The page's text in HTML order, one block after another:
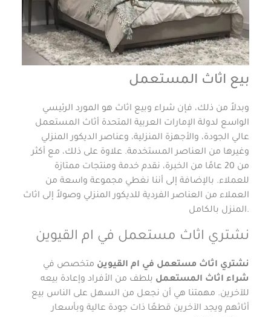
بيع اثاث المستعمل
وبدلاً من ذلك، فإن شراء وبيع اثاث هو المورد الرئيسي
الواسع لدولة الإمارات العربية المتحدة أثاث المستعمل
عالي الجودة، والأجهزة المنزلية، وعناصر الديكور المنزلي
وغيرها من العناصر المستخدمة. علاوة على ذلك، مع أكثر
من 20 عامًا من الخبرة، نقدم خدمة ومنتجات ممتازة
للعملاء. بالإضافة إلى أننا نغطي مجموعة واسعة من
العملاء من العناصر الفردية للديكور المنزلي وصولاً إلى اثاث
المنزل بالكامل.
نشتري اثاث مستعمل في ام القيوين
نشتري اثاث مستعمل في ام القيوين متخصص في
شراء اثاث المستعمل بلطف من الأفراد وإعادة بيعه
للآخرين. مهمتنا هي أن نجعل من السهل على الناس بيع
أثاثهم ويجد الآخرين قطعًا ذات جودة عالية وبأسعار